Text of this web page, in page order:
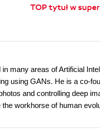
TOP tytuł w
many areas of Artificial
using GANs. He is a co-
and controlling deep
workhorse of human